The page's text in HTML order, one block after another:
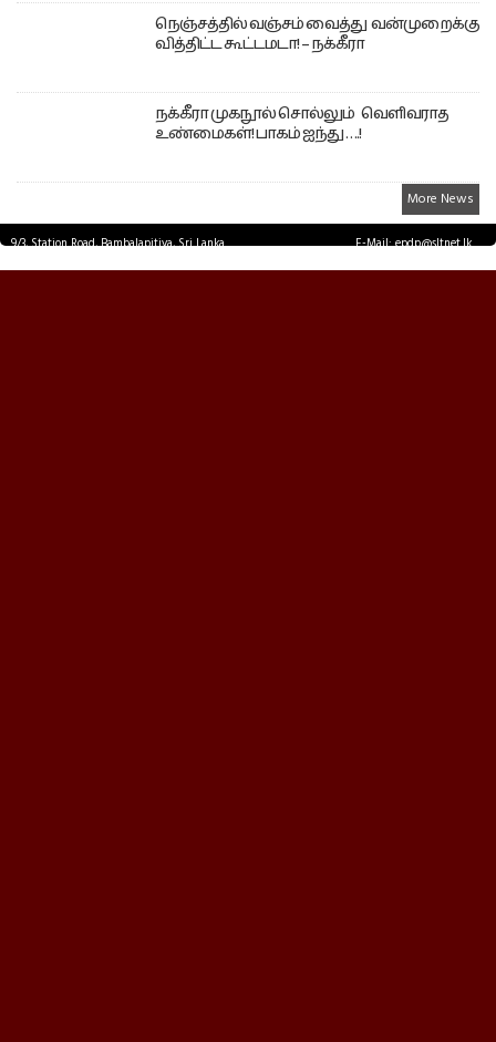
நெஞ்சத்தில் வஞ்சம் வைத்து வன்முறைக்கு
வித்திட்ட கூட்டமடா! – நக்கீரா
நக்கீரா முகநூல் சொல்லும் வெளிவராத
உண்மைகள்! பாகம் ஐந்து ….!
More News
9/3, Station Road, Bambalapitiya, Sri Lanka.
E-Mail: epdp@sltnet.lk